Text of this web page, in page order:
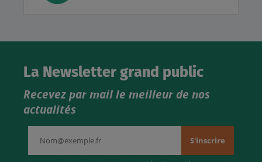
La Newsletter grand public
Recevez par mail le meilleur de nos
actualités